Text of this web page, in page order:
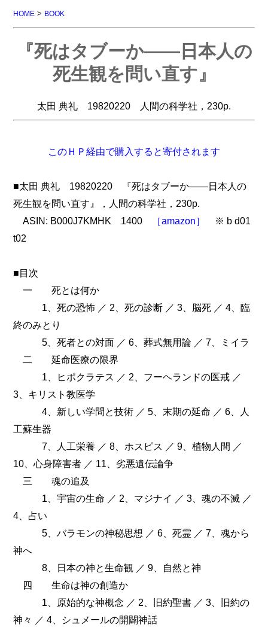
HOME > BOOK
『死はタブーか――日本人の
死生観を問い直す』
太田 典礼 19820220 人間の科学社，230p.
このＨＰ経由で購入すると寄付されます
■太田 典礼 19820220 『死はタブーか――日本人の
死生観を問い直す』，人間の科学社，230p.
ASIN: B000J7KMHK 1400
［amazon］
※ b d01
t02
■目次
一 死とは何か
1、死の恐怖 ／ 2、死の診断 ／ 3、脳死 ／ 4、臨
終のみとり
5、死者との対面 ／ 6、葬式無用論 ／ 7、ミイラ
二 延命医療の限界
1、ヒポクラテス ／ 2、フーヘランドの医戒 ／
3、キリスト教医学
4、新しい学問と技術 ／ 5、末期の延命 ／ 6、人
工蘇生器
7、人工栄養 ／ 8、ホスピス ／ 9、植物人間 ／
10、心身障害者 ／ 11、劣悪遺伝論争
三 魂の追及
1、宇宙の生命 ／ 2、マジナイ ／ 3、魂の不滅 ／
4、占い
5、バラモンの神秘思想 ／ 6、死霊 ／ 7、魂から
神へ
8、日本の神と生命観 ／ 9、自然と神
四 生命は神の創造か
1、原始的な神概念 ／ 2、旧約聖書 ／ 3、旧約の
神々 ／ 4、シュメールの開闢神話